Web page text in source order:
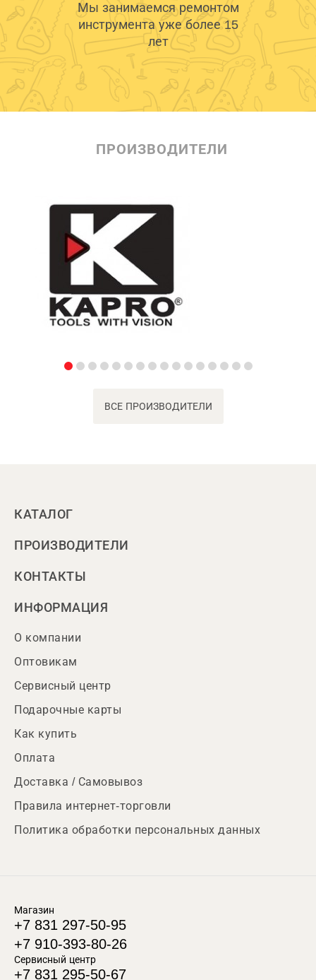
Мы занимаемся ремонтом
инструмента уже более 15
лет
ПРОИЗВОДИТЕЛИ
ВСЕ ПРОИЗВОДИТЕЛИ
КАТАЛОГ
ПРОИЗВОДИТЕЛИ
КОНТАКТЫ
ИНФОРМАЦИЯ
О компании
Оптовикам
Сервисный центр
Подарочные карты
Как купить
Оплата
Доставка / Самовывоз
Правила интернет-торговли
Политика обработки персональных данных
Магазин
+7 831 297-50-95
+7 910-393-80-26
Сервисный центр
+7 831 295-50-67